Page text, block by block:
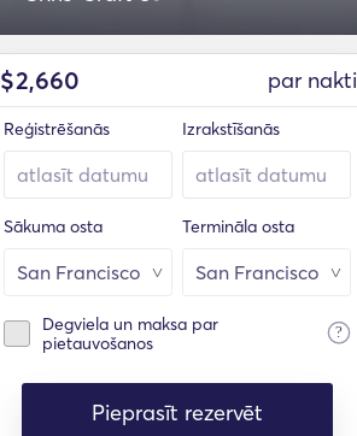
$2,660 par nakti
Reģistrēšanās Izrakstīšanās
Sākuma osta Termināla osta
Degviela un maksa par
pietauvošanos
?
Pieprasīt rezervēt